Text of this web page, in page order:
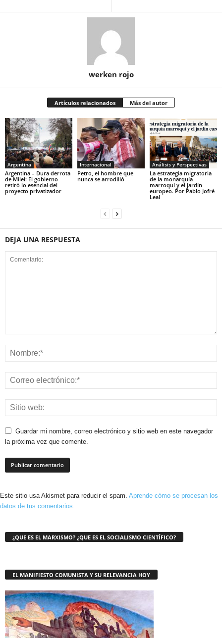
werken rojo
Artículos relacionados Más del autor
Argentina
Argentina – Dura derrota
de Milei: El gobierno
retiró lo esencial del
proyecto privatizador
Internacional
Petro, el hombre que
nunca se arrodilló
Análisis y Perspectivas
La estrategia migratoria
de la monarquía
marroquí y el jardín
europeo. Por Pablo Jofré
Leal
DEJA UNA RESPUESTA
Guardar mi nombre, correo electrónico y sitio web en este navegador
la próxima vez que comente.
Este sitio usa Akismet para reducir el spam. Aprende cómo se procesan los
datos de tus comentarios.
¿QUE ES EL MARXISMO? ¿QUE ES EL SOCIALISMO CIENTÍFICO?
EL MANIFIESTO COMUNISTA Y SU RELEVANCIA HOY